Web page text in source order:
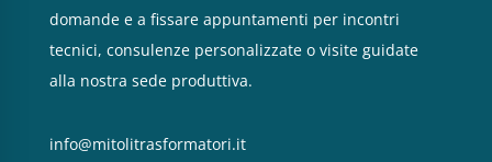
domande e a fissare appuntamenti per incontri
tecnici, consulenze personalizzate o visite guidate
alla nostra sede produttiva.
info@mitolitrasformatori.it